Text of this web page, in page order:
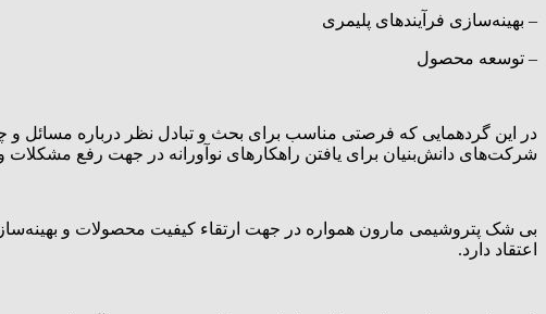
– بهینه‌سازی فرآیندهای پلیمری
– توسعه محصول
در این گردهمایی که فرصتی مناسب برای بحث و تبادل نظر درباره مسائل و
شرکت‌های دانش‌بنیان برای یافتن راهکارهای نوآورانه در جهت رفع مشکلات و
بی شک پتروشیمی مارون همواره در جهت ارتقاء کیفیت محصولات و
اعتقاد دارد.